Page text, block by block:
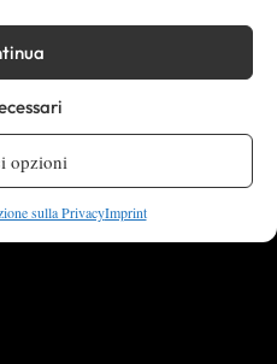
opzioni
sulla PrivacyImprint